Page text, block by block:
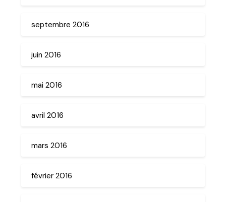
septembre 2016
juin 2016
mai 2016
avril 2016
mars 2016
février 2016